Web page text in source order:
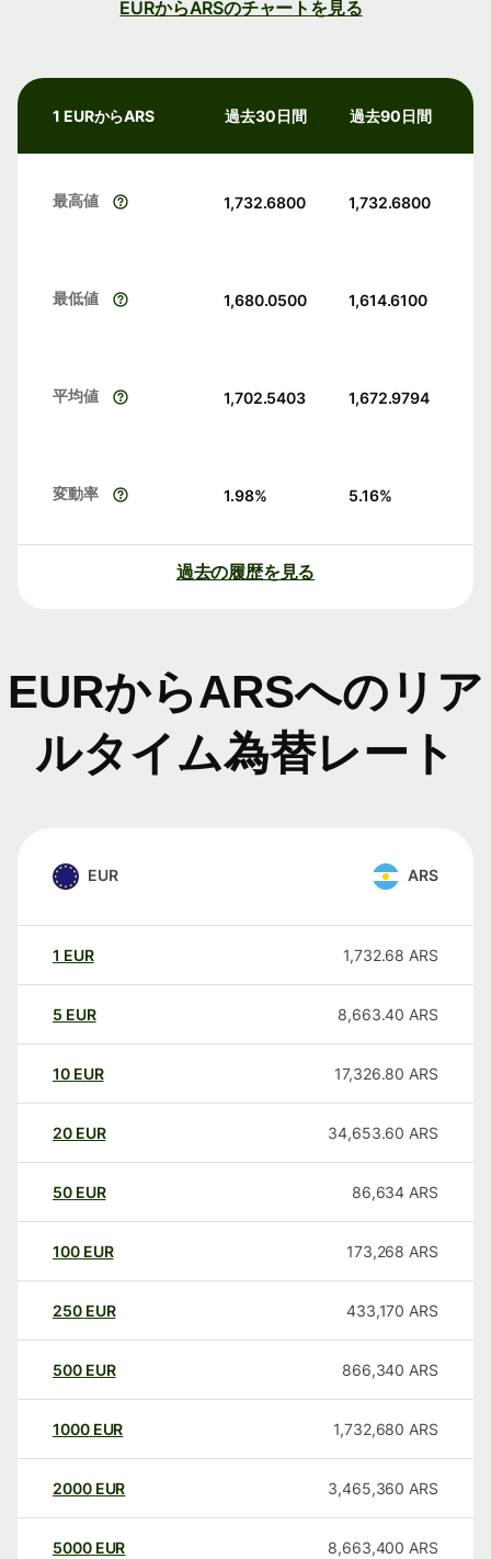
EURからARSのチャートを見る
1 EURからARS 過去30日間 過去90日間
最高値 1,732.6800 1,732.6800
最低値 1,680.0500 1,614.6100
平均値 1,702.5403 1,672.9794
変動率 1.98% 5.16%
過去の履歴を見る
EURからARSへのリア
ルタイム為替レート
EUR ARS
1 EUR 1,732.68 ARS
5 EUR 8,663.40 ARS
10 EUR 17,326.80 ARS
20 EUR 34,653.60 ARS
50 EUR 86,634 ARS
100 EUR 173,268 ARS
250 EUR 433,170 ARS
500 EUR 866,340 ARS
1000 EUR 1,732,680 ARS
2000 EUR 3,465,360 ARS
5000 EUR 8,663,400 ARS